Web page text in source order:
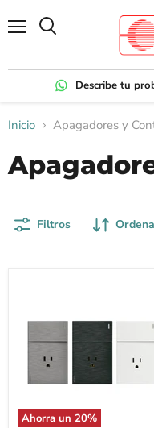
Describe tu
Inicio Apagadores y
Filtros
Ahorra un 20%